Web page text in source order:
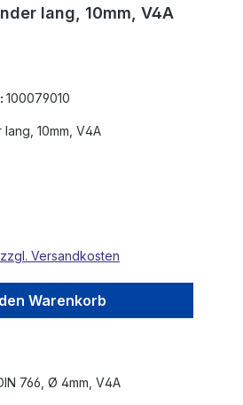
lang, 10mm, V4A
100079010
10mm, V4A
Versandkosten
Warenkorb